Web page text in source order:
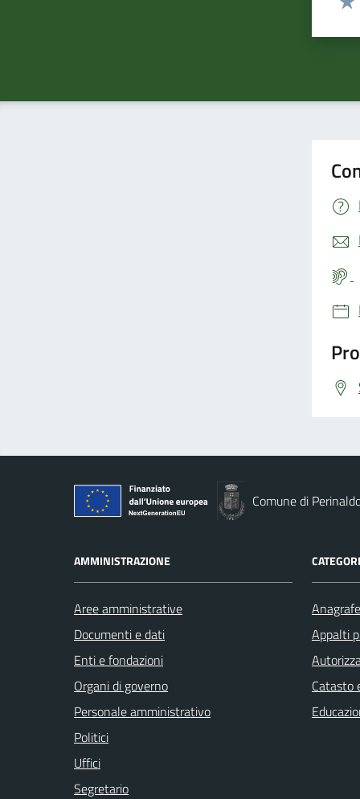
Comune di
AMMINISTRAZIONE
Aree amministrative
Documenti e dati
Enti e fondazioni
Organi di governo
Personale amministrativo
Politici
Uffici
Segretario
Appalti
Catasto